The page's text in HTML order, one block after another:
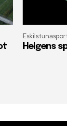
Helgens